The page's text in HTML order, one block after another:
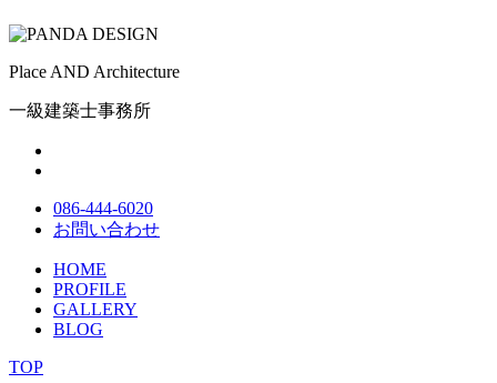
Place AND Architecture
一級建築士事務所
086-444-6020
お問い合わせ
HOME
PROFILE
GALLERY
BLOG
TOP